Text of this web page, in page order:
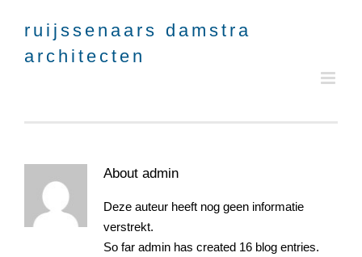
content
About admin
Deze auteur heeft nog geen informatie
verstrekt.
So far admin has created 16 blog entries.